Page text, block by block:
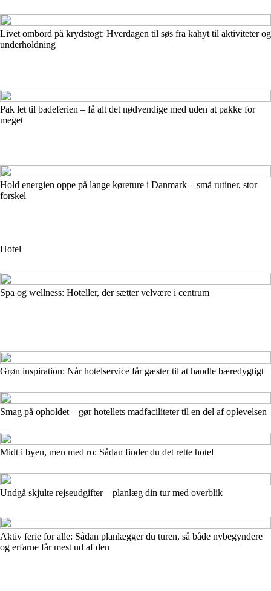
Livet ombord på krydstogt: Hverdagen til søs fra kahyt til aktiviteter og
underholdning
Pak let til badeferien – få alt det nødvendige med uden at pakke for
meget
Hold energien oppe på lange køreture i Danmark – små rutiner, stor
forskel
Hotel
Spa og wellness: Hoteller, der sætter velvære i centrum
Grøn inspiration: Når hotelservice får gæster til at handle bæredygtigt
Smag på opholdet – gør hotellets madfaciliteter til en del af oplevelsen
Midt i byen, men med ro: Sådan finder du det rette hotel
Undgå skjulte rejseudgifter – planlæg din tur med overblik
Aktiv ferie for alle: Sådan planlægger du turen, så både nybegyndere
og erfarne får mest ud af den